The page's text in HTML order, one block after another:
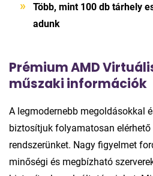
Több, mint 100 db tárhely
adunk
Prémium AMD
műszaki információk
A legmodernebb megoldásokkal
biztosítjuk folyamatosan elérhető
rendszerünket. Nagy figyelmet
minőségi és megbízható